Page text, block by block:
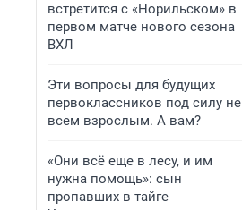
встретится с «Норильском» в
первом матче нового сезона
ВХЛ
Эти вопросы для будущих
первоклассников под силу не
всем взрослым. А вам?
«Они всё еще в лесу, и им
нужна помощь»: сын
пропавших в тайге